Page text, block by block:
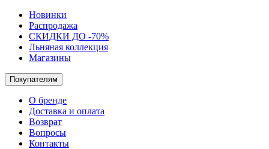
Новинки
Распродажа
СКИДКИ ДО -70%
Льняная коллекция
Магазины
Покупателям
О бренде
Доставка и оплата
Возврат
Вопросы
Контакты